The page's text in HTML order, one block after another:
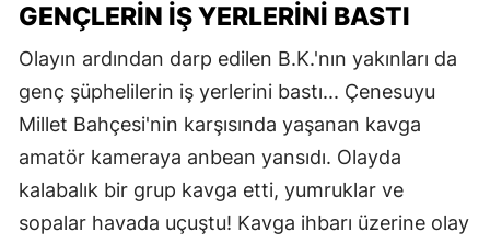
GENÇLERIN İŞ YERLERINI BASTI
Olayın ardından darp edilen B.K.'nın yakınları da
genç şüphelilerin iş yerlerini bastı... Çenesuyu
Millet Bahçesi'nin karşısında yaşanan kavga
amatör kameraya anbean yansıdı. Olayda
kalabalık bir grup kavga etti, yumruklar ve
sopalar havada uçuştu! Kavga ihbarı üzerine olay